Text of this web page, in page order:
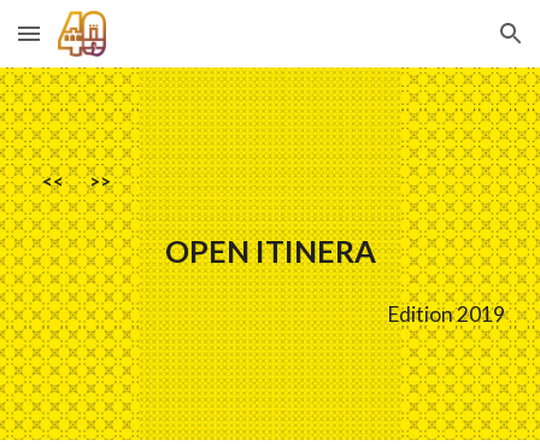
Skip to main content Skip to navigation
<< >>
OPEN ITINERA
Edition 2019